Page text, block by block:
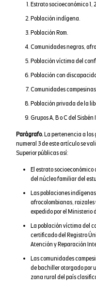
Estrato socioeconómico 1,
Población indígena.
Población Rom.
Comunidades negras,
Población víctima del
Población con
Comunidades
Población privada de la
Grupos A, B o C del
Parágrafo.La pertenencia a los
numeral 3 de este artículo se
Superior públicas así:
El estrato
del núcleo familiar del
Las poblaciones
afrocolombianas,
expedido por el Ministerio
La población víctima del
certificado del Registro
Atención y Reparación
Las comunidades
de bachiller otorgado por
zona rural del país